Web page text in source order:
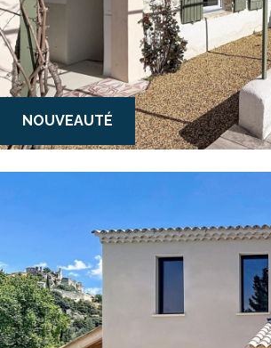
NOUVEAUTÉ